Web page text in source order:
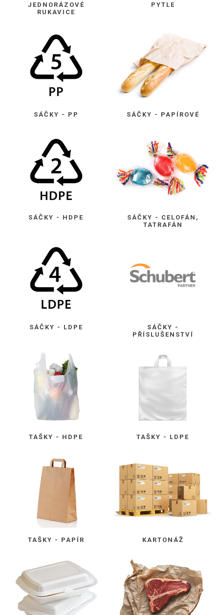
JEDNORÁZOVÉ
RUKAVICE
PYTLE
SÁČKY - PP SÁČKY - PAPÍROVÉ
SÁČKY - HDPE
SÁČKY - CELOFÁN,
TATRAFÁN
SÁČKY - LDPE
SÁČKY -
PŘÍSLUŠENSTVÍ
TAŠKY - HDPE TAŠKY - LDPE
TAŠKY - PAPÍR KARTONÁŽ